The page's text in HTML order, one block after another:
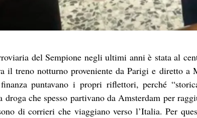
del Sempione negli ultimi anni è stata al
il treno notturno proveniente da Parigi e diretto
puntavano i propri riflettori, perché
droga che spesso partivano da Amsterdam per
di corrieri che viaggiano verso l’Italia. Per